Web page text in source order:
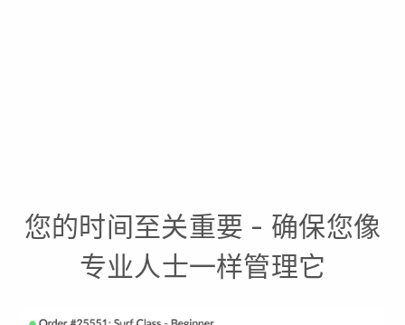
您的时间至关重要 - 确保您像
专业人士一样管理它